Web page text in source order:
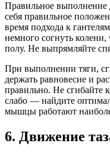
Правильное выполнение
себя правильное
время подхода к
немного согнуть
полу. Не выпрямляйте
При выполнении тяги,
держать равновесие и
правильно. Не сгибайте
слабо — найдите
мышцы работают
6. Движение